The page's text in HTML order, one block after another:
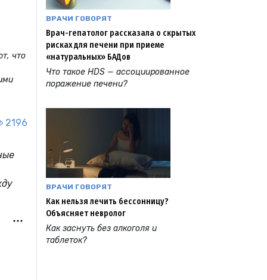
что
2196
ВРАЧИ ГОВОРЯТ
Врач-гепатолог рассказала о скрытых
рисках для печени при приеме
«натуральных» БАДов
Что такое HDS — ассоциированное
поражение печени?
ВРАЧИ ГОВОРЯТ
Как нельзя лечить бессонницу?
Объясняет невролог
Как заснуть без алкоголя и
таблеток?